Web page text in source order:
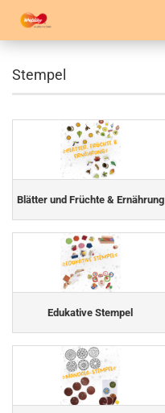
Stempel
Blätter und Früchte & Ernährung
Edukative Stempel